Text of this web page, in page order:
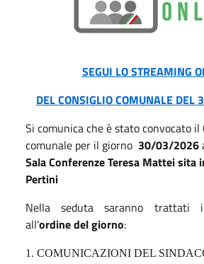
SEGUI LO STREAMING
DEL CONSIGLIO COMUNALE
Si comunica che è stato convocato il
comunale per il giorno 30/03/2026
Sala Conferenze Teresa Mattei sita
Pertini
Nella seduta saranno trattati
all'ordine del giorno:
1. COMUNICAZIONI DEL